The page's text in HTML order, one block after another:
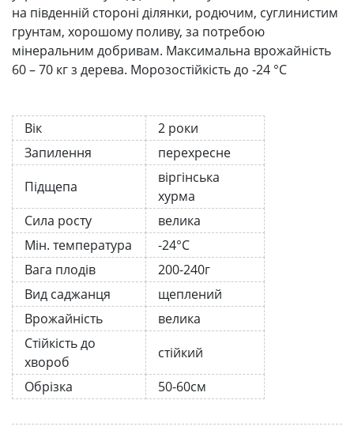
на південній стороні ділянки, родючим, суглинистим
грунтам, хорошому поливу, за потребою
мінеральним добривам. Максимальна врожайність
60 – 70 кг з дерева. Морозостійкість до -24 °C
Вік
2 роки
Запилення
перехресне
Підщепа
віргінська
хурма
Сила росту
велика
Мін. температура
-24°C
Вага плодів
200-240г
Вид саджанця
щеплений
Врожайність
велика
Стійкість до
хвороб
стійкий
Обрізка
50-60см